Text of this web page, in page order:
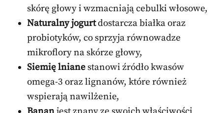
skórę głowy i wzmacniają cebulki włosowe,
Naturalny jogurtdostarcza białka oraz
probiotyków, co sprzyja równowadze
mikroflory na skórze głowy,
Siemię lniane stanowi źródło kwasów
omega-3 oraz lignanów, które również
wspierają nawilżenie,